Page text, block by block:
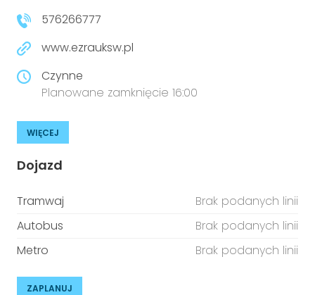
576266777
www.ezrauksw.pl
Czynne
Planowane zamknięcie 16:00
WIĘCEJ
Dojazd
Tramwaj
Brak podanych linii
Autobus
Brak podanych linii
Metro
Brak podanych linii
ZAPLANUJ